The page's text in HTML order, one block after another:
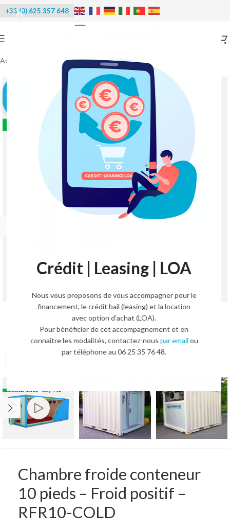
Crédit | Leasing | LOA
Nous vous proposons de vous accompagner pour le
financement, le crédit bail (leasing) et la location
avec option d’achat (LOA).
Pour bénéficier de cet accompagnement et en
connaître les modalités, contactez-nouspar emailou
par téléphone au 06 25 35 76 48.
+33 (0) 625 357 648
Accueil Réfrigération/Chambre froide conteneur
Agrandir l'image
Chambre froide conteneur
10 pieds – Froid positif –
RFR10-COLD